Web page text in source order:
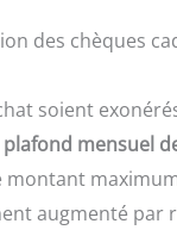
des chèques
soient
plafond mensuel
montant
augmenté par